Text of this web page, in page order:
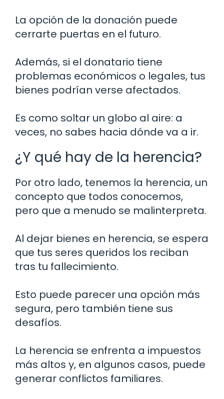
La opción de la donación puede
cerrarte puertas en el futuro.
Además, si el donatario tiene
problemas económicos o legales, tus
bienes podrían verse afectados.
Es como soltar un globo al aire: a
veces, no sabes hacia dónde va a ir.
¿Y qué hay de la herencia?
Por otro lado, tenemos la herencia, un
concepto que todos conocemos,
pero que a menudo se malinterpreta.
Al dejar bienes en herencia, se espera
que tus seres queridos los reciban
tras tu fallecimiento.
Esto puede parecer una opción más
segura, pero también tiene sus
desafíos.
La herencia se enfrenta a impuestos
más altos y, en algunos casos, puede
generar conflictos familiares.